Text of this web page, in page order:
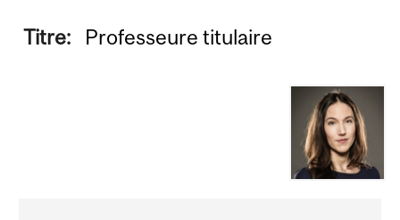
Titre: Professeure titulaire